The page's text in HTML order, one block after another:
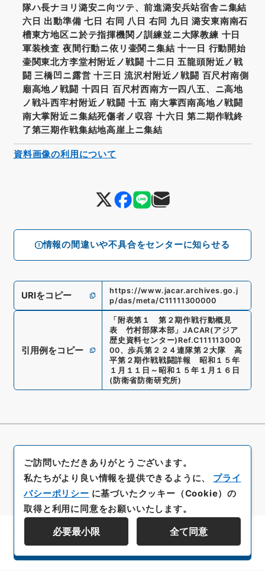
情報の間違いや不具合をセンターに知らせる
隊ハ長ナヨリ潞安ニ向ツテ、前進潞安兵站宿舎ニ集結
六日 出動準備 七日 右同 八日 右同 九日 潞安東南南石
槽東方地区ニ於テ指揮機関ノ訓練並ニ大隊教練 十日
軍装検査 夜間行動ニ依リ壷関ニ集結 十一日 行動開始
壷関東北方李堂村附近ノ戦闘 十二日 五龍頭附近ノ戦
闘 三橋凹ニ露営 十三日 流沢村附近ノ戦闘 百尺村南側
廟高地ノ戦闘 十四日 百尺村西南方一四八五、ニ高地
ノ戦斗西牢村附近ノ戦闘 十五 南大掌西南高地ノ戦闘
南大掌附近ニ集結死傷者ノ収容 十六日 第二期作戦終
了第三期作戦集結地高崖上ニ集結
URIをコピー
https://www.jacar.archives.go.j
p/das/meta/C11111300000
引用例をコピー
「 附表第１ 第２期作戦行動概見
表 竹村部隊本部 」JACAR(アジア
歴史資料センター) Ref.C111113000
00、歩兵第２２４連隊第２大隊 高
平第２期作戦戦闘詳報 昭和１５年
１月１１日～昭和１５年１月１６日
( 防衛省防衛研究所)
資料画像の利用について
資料群階層を表示する
ご訪問いただきありがとうございます。
私たちがより良い情報を提供できるように、 プライ
バシーポリシー に基づいたクッキー（Cookie）の
取得と利用に同意をお願いいたします。
必要最小限 全て同意